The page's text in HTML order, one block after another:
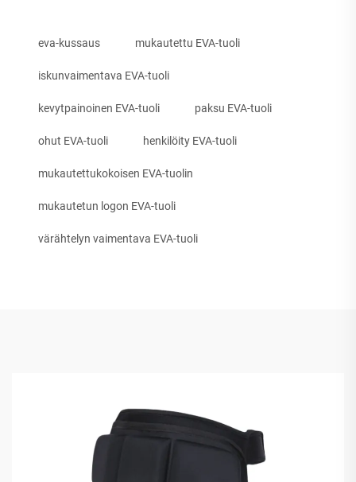
eva-kussaus mukautettu EVA-tuoli
iskunvaimentava EVA-tuoli
kevytpainoinen EVA-tuoli paksu EVA-tuoli
ohut EVA-tuoli henkilöity EVA-tuoli
mukautettukokoisen EVA-tuolin
mukautetun logon EVA-tuoli
värähtelyn vaimentava EVA-tuoli